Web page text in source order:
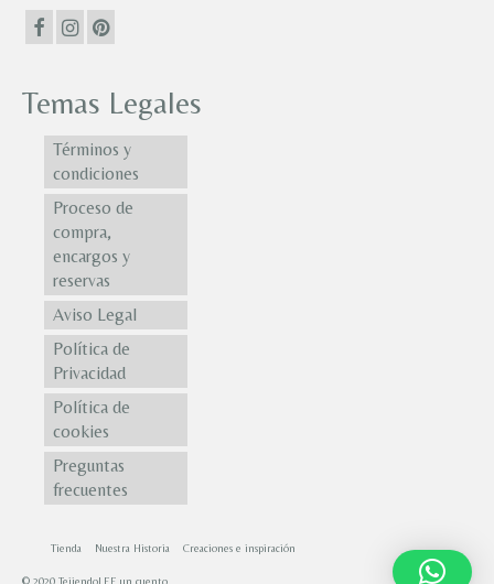
Temas Legales
Términos y
condiciones
Proceso de
compra,
encargos y
reservas
Aviso Legal
Política de
Privacidad
Política de
cookies
Preguntas
frecuentes
Tienda Nuestra Historia Creaciones e inspiración